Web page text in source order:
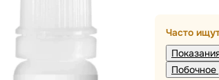
Часто
Побочное